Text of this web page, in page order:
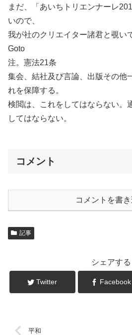
まだ、「あいちトリエンナーレ
いので、
我が社のクリエイター諸君と覗い
Goto
注。憲法21条
集会、結社及び言論、出版その他
れを保障する。
検閲は、これをしてはならない。
してはならない。
コメント
コメントを書
記事
シェアする
Twitter Facebook
平和